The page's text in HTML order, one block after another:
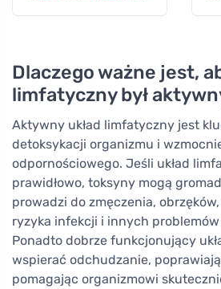
Dlaczego ważne jest,
limfatyczny był
Aktywny układ limfatyczny jest
detoksykacji organizmu i
odpornościowego. Jeśli układ
prawidłowo, toksyny mogą
prowadzi do zmęczenia,
ryzyka infekcji i innych
Ponadto dobrze funkcjonujący
wspierać odchudzanie,
pomagając organizmowi